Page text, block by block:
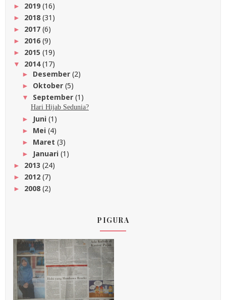
► 2019(16)
► 2018 (31)
► 2017 (6)
► 2016(9)
► 2015 (19)
▼ 2014(17)
► Desember (2)
► Oktober (5)
▼ September (1)
Hari Hijab Sedunia?
► Juni (1)
► Mei (4)
► Maret (3)
► Januari (1)
► 2013 (24)
► 2012 (7)
► 2008 (2)
PIGURA